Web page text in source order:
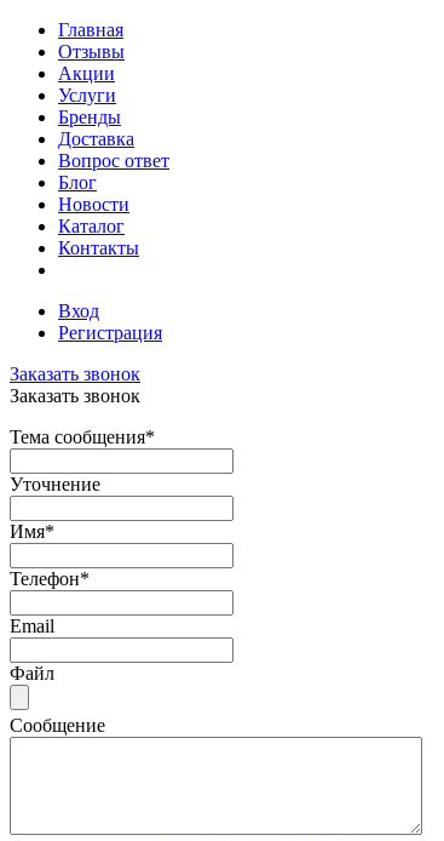
Главная
Отзывы
Акции
Услуги
Бренды
Доставка
Вопрос ответ
Блог
Новости
Каталог
Контакты
Вход
Регистрация
Заказать звонок
Заказать звонок
Тема сообщения*
Уточнение
Имя*
Телефон*
Email
Файл
Сообщение